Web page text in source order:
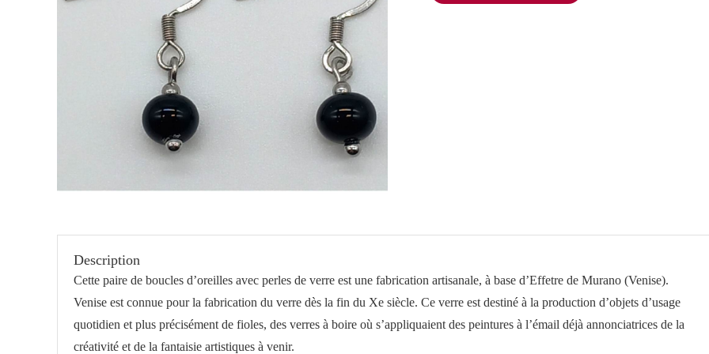
Description
Cette paire de boucles d’oreilles avec perles de verre est une fabrication artisanale, à base d’Effetre de Murano (Venise).
Venise est connue pour la fabrication du verre dès la fin du Xe siècle. Ce verre est destiné à la production d’objets d’usage
quotidien et plus précisément de fioles, des verres à boire où s’appliquaient des peintures à l’émail déjà annonciatrices de la
créativité et de la fantaisie artistiques à venir.